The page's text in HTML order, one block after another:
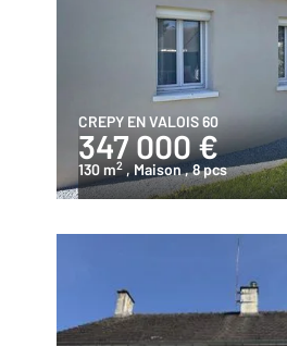
CREPY EN VALOIS 60
347 000 €
130 m2 , Maison, 8 pcs